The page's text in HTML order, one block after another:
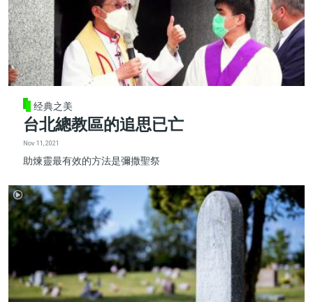
经典之美
台北總教區的追思已亡
Nov 11, 2021
助煉靈最有效的方法是彌撒聖祭